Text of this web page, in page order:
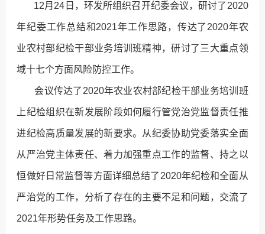
12月24日，环发所组织召开纪委会议，研讨了2020
年纪委工作总结和2021年工作思路，传达了2020年农
业农村部纪检干部业务培训班精神，研讨了三大重点领
域十七个方面风险防控工作。
会议传达了2020年农业农村部纪检干部业务培训班
上纪检组织在新发展阶段如何履行管党治党监督责任推
进纪检高质量发展的新要求。从纪委协助党委落实全面
从严治党主体责任、着力加强重点工作的监督、持之以
恒做好日常监督等方面详细总结了2020年纪检和全面从
严治党的工作，分析了存在的主要不足和问题，交流了
2021年形势任务及工作思路。